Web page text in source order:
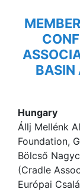
BASIN
Hungary
Állj Mellénk
Foundation,
Bölcső
(Cradle
Európai